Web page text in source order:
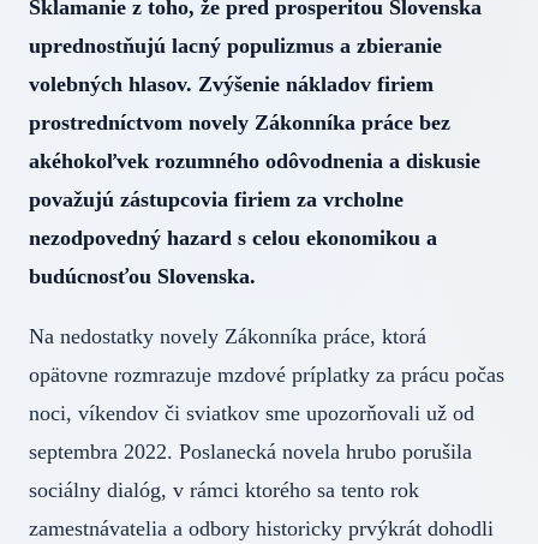
Sklamanie z toho, že pred prosperitou Slovenska
uprednostňujú lacný populizmus a zbieranie
volebných hlasov. Zvýšenie nákladov firiem
prostredníctvom novely Zákonníka práce bez
akéhokoľvek rozumného odôvodnenia a diskusie
považujú zástupcovia firiem za vrcholne
nezodpovedný hazard s celou ekonomikou a
budúcnosťou Slovenska.
Na nedostatky novely Zákonníka práce, ktorá
opätovne rozmrazuje mzdové príplatky za prácu počas
noci, víkendov či sviatkov sme upozorňovali už od
septembra 2022. Poslanecká novela hrubo porušila
sociálny dialóg, v rámci ktorého sa tento rok
zamestnávatelia a odbory historicky prvýkrát dohodli